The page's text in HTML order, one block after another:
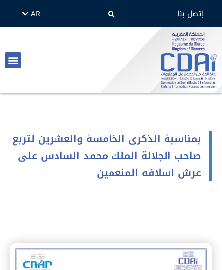
إتصل بنا AR
EN
بمناسبة الذكرى الخامسة والعشرين لتربع
صاحب الجلالة الملك محمد السادس على
عرش اسلافه المنعمين